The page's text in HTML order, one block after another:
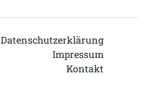
Datenschutzerklärung
Impressum
Kontakt